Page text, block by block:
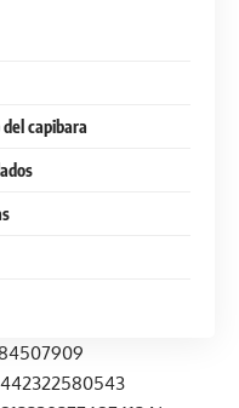
capibara